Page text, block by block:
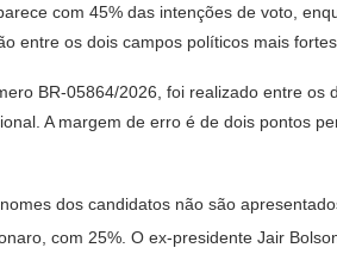
com 45% das intenções de voto,
entre os dois campos políticos mais
BR-05864/2026, foi realizado entre os
A margem de erro é de dois pontos
dos candidatos não são
com 25%. O ex-presidente Jair